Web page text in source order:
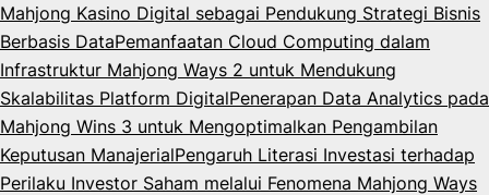
Mahjong Kasino Digital sebagai Pendukung Strategi Bisnis
Berbasis DataPemanfaatan Cloud Computing dalam
Infrastruktur Mahjong Ways 2 untuk Mendukung
Skalabilitas Platform DigitalPenerapan Data Analytics pada
Mahjong Wins 3 untuk Mengoptimalkan Pengambilan
Keputusan ManajerialPengaruh Literasi Investasi terhadap
Perilaku Investor Saham melalui Fenomena Mahjong Ways